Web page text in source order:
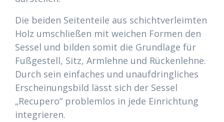
Die beiden Seitenteile aus schichtverleimten
Holz umschließen mit weichen Formen den
Sessel und bilden somit die Grundlage für
Fußgestell, Sitz, Armlehne und Rückenlehne.
Durch sein einfaches und unaufdringliches
Erscheinungsbild lässt sich der Sessel
„Recupero“ problemlos in jede Einrichtung
integrieren.